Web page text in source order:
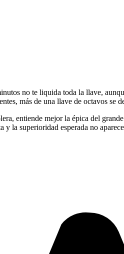
no te liquida toda la llave,
más de una llave de octavos
entiende mejor la épica del
y la superioridad esperada no